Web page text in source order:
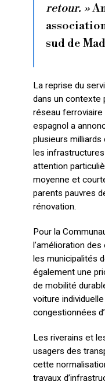
retour. »
sud de
La reprise du
dans un contexte
réseau
espagnol a
plusieurs milliards
les
attention
moyenne et
parents pauvres
rénovation.
Pour la
l’amélioration
les municipalités
également une
de mobilité
voiture
congestionnées
Les riverains et
usagers des
cette
travaux